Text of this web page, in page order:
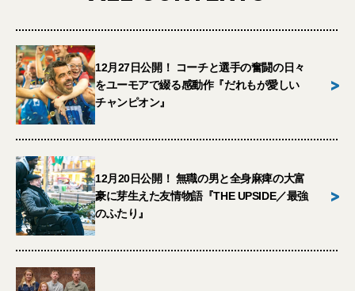
12月27日公開！ コーチと選手の奮闘の日々
をユーモアで綴る感動作『だれもが愛しい
チャンピオン』
>
12月20日公開！ 無職の男と全身麻痺の大富
豪に芽生えた友情物語『THE UPSIDE／最強
のふたり』
>